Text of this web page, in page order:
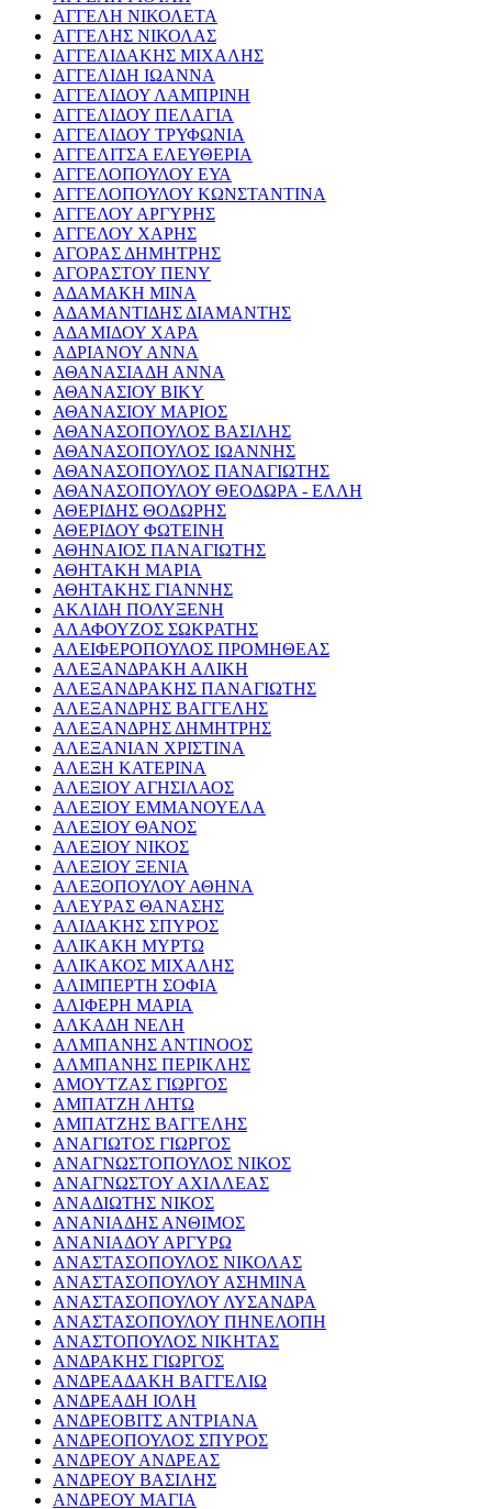
ΑΓΓΕΛΗ ΝΙΚΟΛΕΤΑ
ΑΓΓΕΛΗΣ ΝΙΚΟΛΑΣ
ΑΓΓΕΛΙΔΑΚΗΣ ΜΙΧΑΛΗΣ
ΑΓΓΕΛΙΔΗ ΙΩΑΝΝΑ
ΑΓΓΕΛΙΔΟΥ ΛΑΜΠΡΙΝΗ
ΑΓΓΕΛΙΔΟΥ ΠΕΛΑΓΙΑ
ΑΓΓΕΛΙΔΟΥ ΤΡΥΦΩΝΙΑ
ΑΓΓΕΛΙΤΣΑ ΕΛΕΥΘΕΡΙΑ
ΑΓΓΕΛΟΠΟΥΛΟΥ ΕΥΑ
ΑΓΓΕΛΟΠΟΥΛΟΥ ΚΩΝΣΤΑΝΤΙΝΑ
ΑΓΓΕΛΟΥ ΑΡΓΥΡΗΣ
ΑΓΓΕΛΟΥ ΧΑΡΗΣ
ΑΓΟΡΑΣ ΔΗΜΗΤΡΗΣ
ΑΓΟΡΑΣΤΟΥ ΠΕΝΥ
ΑΔΑΜΑΚΗ ΜΙΝΑ
ΑΔΑΜΑΝΤΙΔΗΣ ΔΙΑΜΑΝΤΗΣ
ΑΔΑΜΙΔΟΥ ΧΑΡΑ
ΑΔΡΙΑΝΟΥ ΑΝΝΑ
ΑΘΑΝΑΣΙΑΔΗ ΑΝΝΑ
ΑΘΑΝΑΣΙΟΥ ΒΙΚΥ
ΑΘΑΝΑΣΙΟΥ ΜΑΡΙΟΣ
ΑΘΑΝΑΣΟΠΟΥΛΟΣ ΒΑΣΙΛΗΣ
ΑΘΑΝΑΣΟΠΟΥΛΟΣ ΙΩΑΝΝΗΣ
ΑΘΑΝΑΣΟΠΟΥΛΟΣ ΠΑΝΑΓΙΩΤΗΣ
ΑΘΑΝΑΣΟΠΟΥΛΟΥ ΘΕΟΔΩΡΑ - ΕΛΛΗ
ΑΘΕΡΙΔΗΣ ΘΟΔΩΡΗΣ
ΑΘΕΡΙΔΟΥ ΦΩΤΕΙΝΗ
ΑΘΗΝΑΙΟΣ ΠΑΝΑΓΙΩΤΗΣ
ΑΘΗΤΑΚΗ ΜΑΡΙΑ
ΑΘΗΤΑΚΗΣ ΓΙΑΝΝΗΣ
ΑΚΛΙΔΗ ΠΟΛΥΞΕΝΗ
ΑΛΑΦΟΥΖΟΣ ΣΩΚΡΑΤΗΣ
ΑΛΕΙΦΕΡΟΠΟΥΛΟΣ ΠΡΟΜΗΘΕΑΣ
ΑΛΕΞΑΝΔΡΑΚΗ ΑΛΙΚΗ
ΑΛΕΞΑΝΔΡΑΚΗΣ ΠΑΝΑΓΙΩΤΗΣ
ΑΛΕΞΑΝΔΡΗΣ ΒΑΓΓΕΛΗΣ
ΑΛΕΞΑΝΔΡΗΣ ΔΗΜΗΤΡΗΣ
ΑΛΕΞΑΝΙΑΝ ΧΡΙΣΤΙΝΑ
ΑΛΕΞΗ ΚΑΤΕΡΙΝΑ
ΑΛΕΞΙΟΥ ΑΓΗΣΙΛΑΟΣ
ΑΛΕΞΙΟΥ ΕΜΜΑΝΟΥΕΛΑ
ΑΛΕΞΙΟΥ ΘΑΝΟΣ
ΑΛΕΞΙΟΥ ΝΙΚΟΣ
ΑΛΕΞΙΟΥ ΞΕΝΙΑ
ΑΛΕΞΟΠΟΥΛΟΥ ΑΘΗΝΑ
ΑΛΕΥΡΑΣ ΘΑΝΑΣΗΣ
ΑΛΙΔΑΚΗΣ ΣΠΥΡΟΣ
ΑΛΙΚΑΚΗ ΜΥΡΤΩ
ΑΛΙΚΑΚΟΣ ΜΙΧΑΛΗΣ
ΑΛΙΜΠΕΡΤΗ ΣΟΦΙΑ
ΑΛΙΦΕΡΗ ΜΑΡΙΑ
ΑΛΚΑΔΗ ΝΕΛΗ
ΑΛΜΠΑΝΗΣ ΑΝΤΙΝΟΟΣ
ΑΛΜΠΑΝΗΣ ΠΕΡΙΚΛΗΣ
ΑΜΟΥΤΖΑΣ ΓΙΩΡΓΟΣ
ΑΜΠΑΤΖΗ ΛΗΤΩ
ΑΜΠΑΤΖΗΣ ΒΑΓΓΕΛΗΣ
ΑΝΑΓΙΩΤΟΣ ΓΙΩΡΓΟΣ
ΑΝΑΓΝΩΣΤΟΠΟΥΛΟΣ ΝΙΚΟΣ
ΑΝΑΓΝΩΣΤΟΥ ΑΧΙΛΛΕΑΣ
ΑΝΑΔΙΩΤΗΣ ΝΙΚΟΣ
ΑΝΑΝΙΑΔΗΣ ΑΝΘΙΜΟΣ
ΑΝΑΝΙΑΔΟΥ ΑΡΓΥΡΩ
ΑΝΑΣΤΑΣΟΠΟΥΛΟΣ ΝΙΚΟΛΑΣ
ΑΝΑΣΤΑΣΟΠΟΥΛΟΥ ΑΣΗΜΙΝΑ
ΑΝΑΣΤΑΣΟΠΟΥΛΟΥ ΛΥΣΑΝΔΡΑ
ΑΝΑΣΤΑΣΟΠΟΥΛΟΥ ΠΗΝΕΛΟΠΗ
ΑΝΑΣΤΟΠΟΥΛΟΣ ΝΙΚΗΤΑΣ
ΑΝΔΡΑΚΗΣ ΓΙΩΡΓΟΣ
ΑΝΔΡΕΑΔΑΚΗ ΒΑΓΓΕΛΙΩ
ΑΝΔΡΕΑΔΗ ΙΟΛΗ
ΑΝΔΡΕΟΒΙΤΣ ΑΝΤΡΙΑΝΑ
ΑΝΔΡΕΟΠΟΥΛΟΣ ΣΠΥΡΟΣ
ΑΝΔΡΕΟΥ ΑΝΔΡΕΑΣ
ΑΝΔΡΕΟΥ ΒΑΣΙΛΗΣ
ΑΝΔΡΕΟΥ ΜΑΓΙΑ